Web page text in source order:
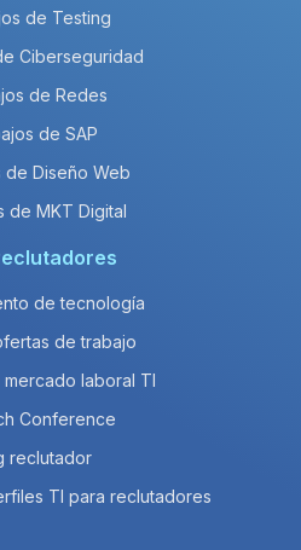
de Testing
Ciberseguridad
de Redes
de SAP
de Diseño Web
de MKT Digital
de tecnología
de trabajo
laboral TI
Conference
reclutador
TI para reclutadores